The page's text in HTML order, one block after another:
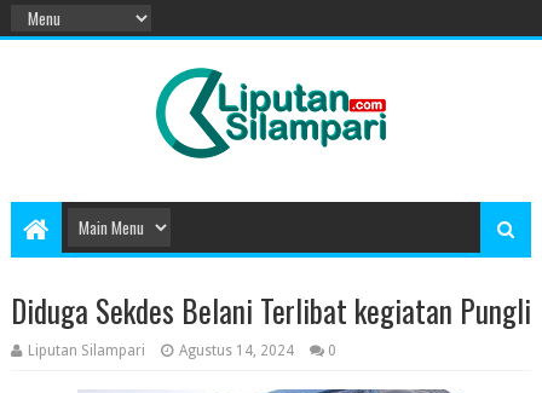
Diduga Sekdes Belani Terlibat kegiatan Pungli
Liputan Silampari Agustus 14, 2024 0